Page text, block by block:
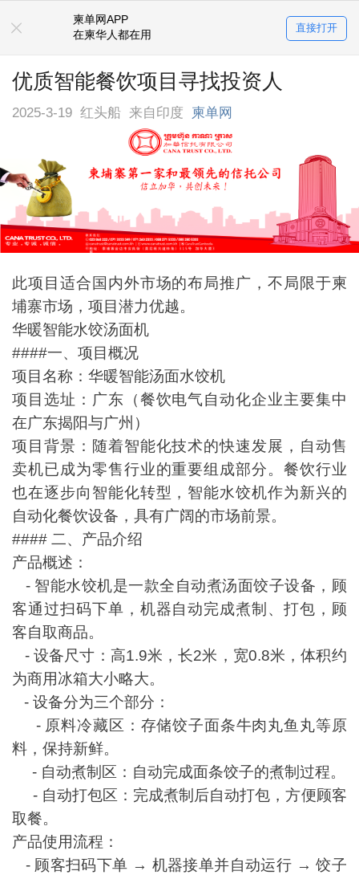
柬单网APP
在柬华人都在用
直接打开
优质智能餐饮项目寻找投资人
2025-3-19 红头船 来自印度 柬单网
此项目适合国内外市场的布局推广，不局限于柬
埔寨市场，项目潜力优越。
华暖智能水饺汤面机
####一、项目概况
项目名称：华暖智能汤面水饺机
项目选址：广东（餐饮电气自动化企业主要集中
在广东揭阳与广州）
项目背景：随着智能化技术的快速发展，自动售
卖机已成为零售行业的重要组成部分。餐饮行业
也在逐步向智能化转型，智能水饺机作为新兴的
自动化餐饮设备，具有广阔的市场前景。
#### 二、产品介绍
产品概述：
- 智能水饺机是一款全自动煮汤面饺子设备，顾
客通过扫码下单，机器自动完成煮制、打包，顾
客自取商品。
- 设备尺寸：高1.9米，长2米，宽0.8米，体积约
为商用冰箱大小略大。
- 设备分为三个部分：
- 原料冷藏区：存储饺子面条牛肉丸鱼丸等原
料，保持新鲜。
- 自动煮制区：自动完成面条饺子的煮制过程。
- 自动打包区：完成煮制后自动打包，方便顾客
取餐。
产品使用流程：
- 顾客扫码下单 → 机器接单并自动运行 → 饺子